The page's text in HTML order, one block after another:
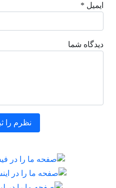
ایمیل *
دیدگاه شما